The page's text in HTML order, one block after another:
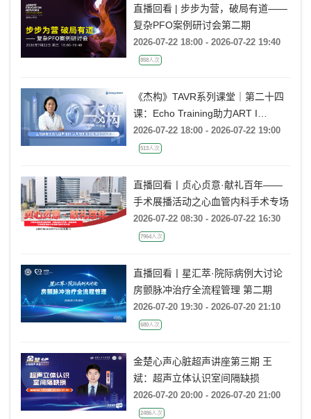
直播回看 | 步步为营，破局有道——
复杂PFO案例研讨会第二期
2026-07-22 18:00 - 2026-07-22 19:40
858人次
《杰构》TAVR系列课堂｜第二十四
课：Echo Training助力ART I
Rebecca T. Hahn教授《主动脉瓣反
流的超声培训：从病理机制到临床诊
2026-07-22 18:00 - 2026-07-22 19:00
513人次
直播回看丨贞心贞意·献礼百年——
手术展播活动之心血管内科手术专场
2026-07-22 08:30 - 2026-07-22 16:30
7964人次
直播回看丨星汇萃·院际病例大讨论
房颤脉冲治疗全流程管理 第二期
2026-07-20 19:30 - 2026-07-20 21:10
680人次
金楚心声心脏超声讲座第三期 王
斌：超声立体认识室间隔缺损
2026-07-20 20:00 - 2026-07-20 21:00
2486人次